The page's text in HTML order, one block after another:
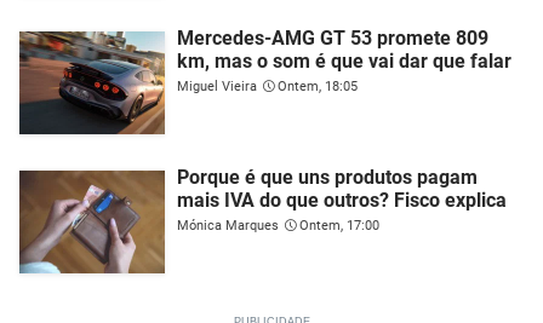
Mercedes-AMG GT 53 promete 809
km, mas o som é que vai dar que falar
Miguel Vieira Ontem, 18:05
Porque é que uns produtos pagam
mais IVA do que outros? Fisco explica
Mónica Marques Ontem, 17:00